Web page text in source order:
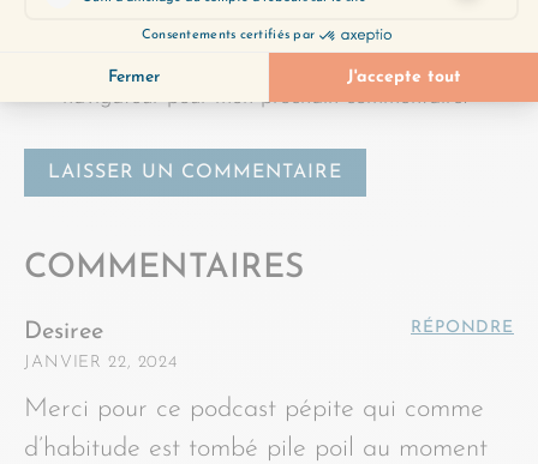
Enregistrer mon nom et mon e-mail dans le
navigateur pour mon prochain commentaire.
COMMENTAIRES
Desiree
JANVIER 22, 2024
RÉPONDRE
Merci pour ce podcast pépite qui comme
d’habitude est tombé pile poil au moment